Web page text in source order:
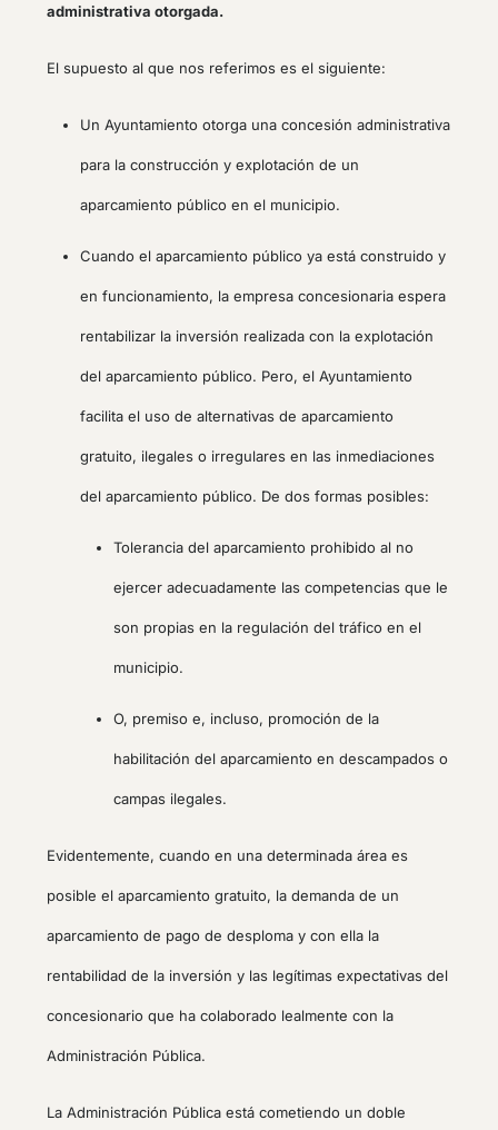
administrativa otorgada.
El supuesto al que nos referimos es el siguiente:
Un Ayuntamiento otorga una concesión administrativa
para la construcción y explotación de un
aparcamiento público en el municipio.
Cuando el aparcamiento público ya está construido y
en funcionamiento, la empresa concesionaria espera
rentabilizar la inversión realizada con la explotación
del aparcamiento público. Pero, el Ayuntamiento
facilita el uso de alternativas de aparcamiento
gratuito, ilegales o irregulares en las inmediaciones
del aparcamiento público. De dos formas posibles:
Tolerancia del aparcamiento prohibido al no
ejercer adecuadamente las competencias que le
son propias en la regulación del tráfico en el
municipio.
O, premiso e, incluso, promoción de la
habilitación del aparcamiento en descampados o
campas ilegales.
Evidentemente, cuando en una determinada área es
posible el aparcamiento gratuito, la demanda de un
aparcamiento de pago de desploma y con ella la
rentabilidad de la inversión y las legítimas expectativas del
concesionario que ha colaborado lealmente con la
Administración Pública.
La Administración Pública está cometiendo un doble